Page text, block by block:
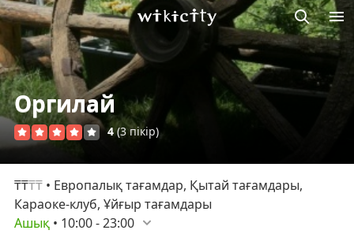
Викисити
Оргилай
4 (3 пікір)
₸₸₸₸ • Европалық тағамдар, Қытай тағамдары,
Караоке-клуб, Ұйғыр тағамдары
Ашық • 10:00-23:00